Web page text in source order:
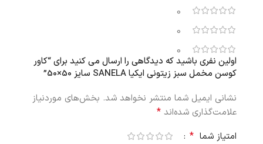
0
0
0
اولین نفری باشید که دیدگاهی را ارسال می کنید برای “کاور
کوسن مخمل سبز زیتونی ایکیا SANELA سایز 50×50”
نشانی ایمیل شما منتشر نخواهد شد. بخش‌های موردنیاز
علامت‌گذاری شده‌اند *
امتیاز شما *